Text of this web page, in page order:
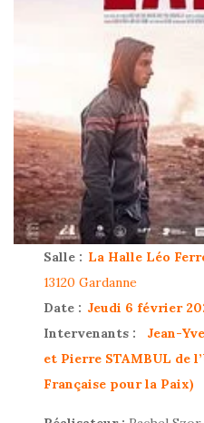
Salle : La Halle Léo
13120 Gardanne
Date : Jeudi 6 février
Intervenants :
Jean-
et Pierre STAMBUL de
Française pour la Paix)